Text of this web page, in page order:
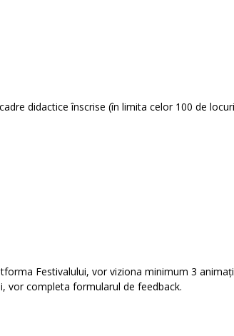
didactice înscrise (în limita celor 100 de
Festivalului, vor viziona minimum 3
vor completa formularul de feedback.